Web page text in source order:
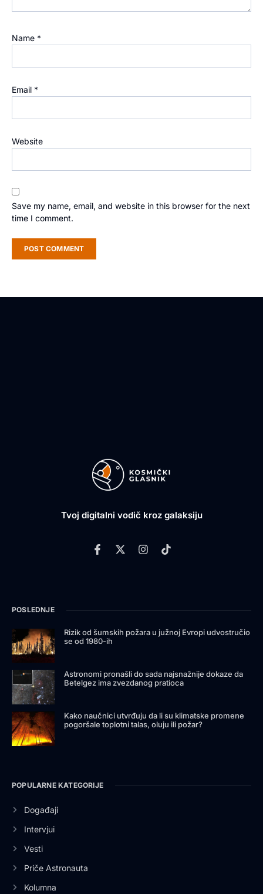
Name *
Email *
Website
Save my name, email, and website in this browser for the next
time I comment.
Tvoj digitalni vodič kroz galaksiju
POSLEDNJE
Rizik od šumskih požara u južnoj Evropi udvostručio
se od 1980-ih
Astronomi pronašli do sada najsnažnije dokaze da
Betelgez ima zvezdanog pratioca
Kako naučnici utvrđuju da li su klimatske promene
pogoršale toplotni talas, oluju ili požar?
POPULARNE KATEGORIJE
Događaji
Intervjui
Vesti
Priče Astronauta
Kolumna